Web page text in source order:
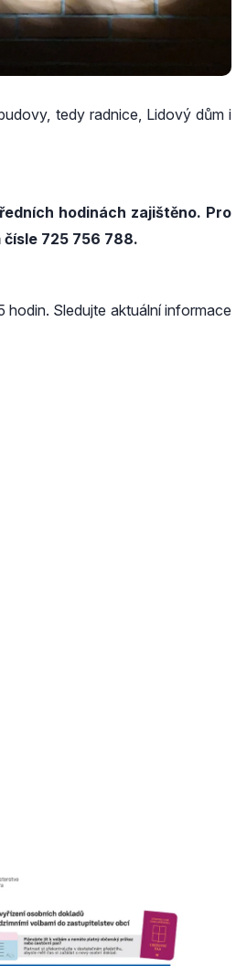
tedy radnice, Lidový dům i
hodinách zajištěno. Pro
725 756 788.
Sledujte aktuální informace